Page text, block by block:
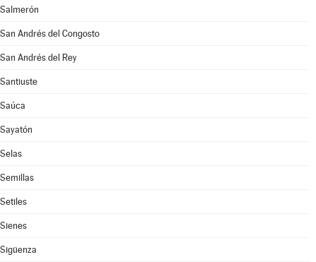
Salmerón
San Andrés del Congosto
San Andrés del Rey
Santiuste
Saúca
Sayatón
Selas
Semillas
Setiles
Sienes
Sigüenza